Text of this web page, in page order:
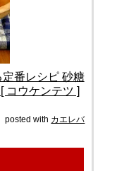
番レシピ 砂糖
コウケンテツ ]
posted with カエレバ